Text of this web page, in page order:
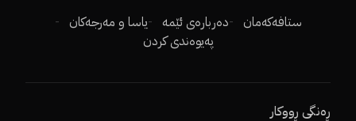
ستافەکەمان دەربارەی ئێمە
یاسا و مەرجەکان
پەیوەندی کردن
ڕەنگی ڕووکار